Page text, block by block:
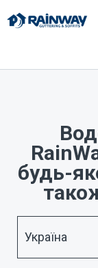
будь-
Україна